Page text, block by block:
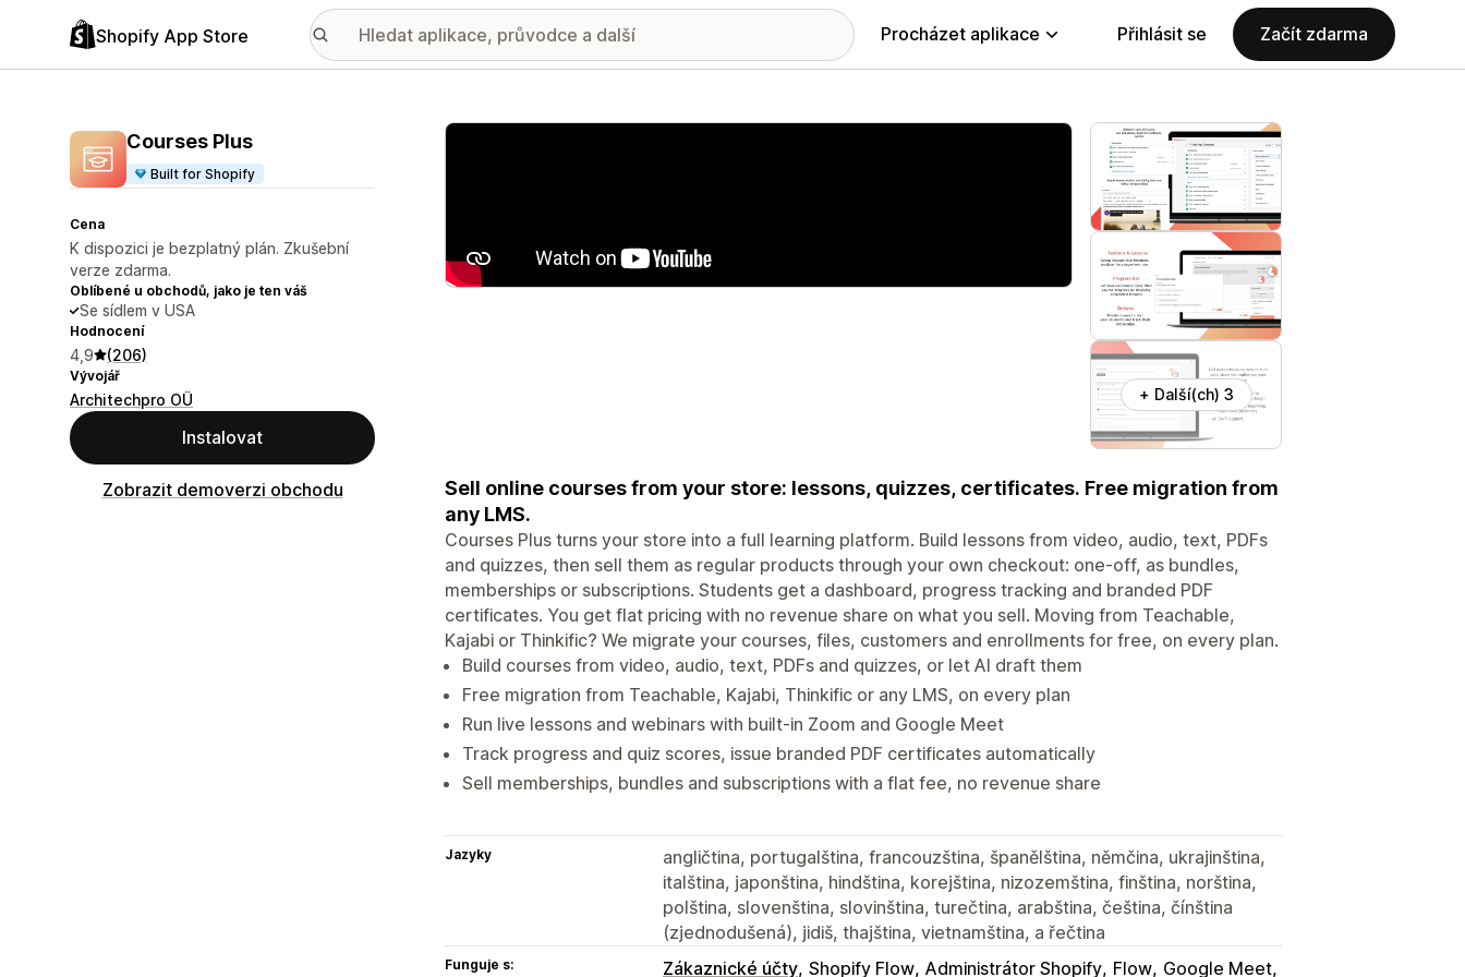
Shopify App Store Procházet aplikace Přihlásit se Začít zdarma
Courses Plus
Built for Shopify
Cena
K dispozici je bezplatný plán. Zkušební
verze zdarma.
Oblíbené u obchodů, jako je ten váš
Se sídlem v USA
Hodnocení
4,9 (206)
Vývojář
Architechpro OÜ
Instalovat
Zobrazit demoverzi obchodu
Galerie propagovaných obrázků
+ Další(ch) 3
Sell online courses from your store: lessons, quizzes, certificates. Free migration from
any LMS.
Courses Plus turns your store into a full learning platform. Build lessons from video, audio, text, PDFs
and quizzes, then sell them as regular products through your own checkout: one-off, as bundles,
memberships or subscriptions. Students get a dashboard, progress tracking and branded PDF
certificates. You get flat pricing with no revenue share on what you sell. Moving from Teachable,
Kajabi or Thinkific? We migrate your courses, files, customers and enrollments for free, on every plan.
Build courses from video, audio, text, PDFs and quizzes, or let AI draft them
Free migration from Teachable, Kajabi, Thinkific or any LMS, on every plan
Run live lessons and webinars with built-in Zoom and Google Meet
Track progress and quiz scores, issue branded PDF certificates automatically
Sell memberships, bundles and subscriptions with a flat fee, no revenue share
Jazyky
angličtina, portugalština, francouzština, španělština, němčina, ukrajinština,
italština, japonština, hindština, korejština, nizozemština, finština, norština,
polština, slovenština, slovinština, turečtina, arabština, čeština, čínština
(zjednodušená), jidiš, thajština, vietnamština, a řečtina
Funguje s: Zákaznické účty Shopify Flow Administrátor Shopify Flow Google Meet